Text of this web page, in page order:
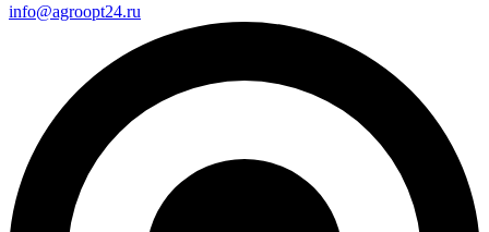
info@agroopt24.ru